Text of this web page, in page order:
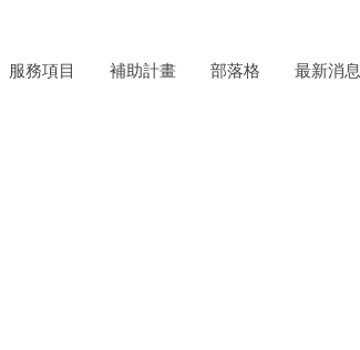
服務項目 補助計畫 部落格 最新消息